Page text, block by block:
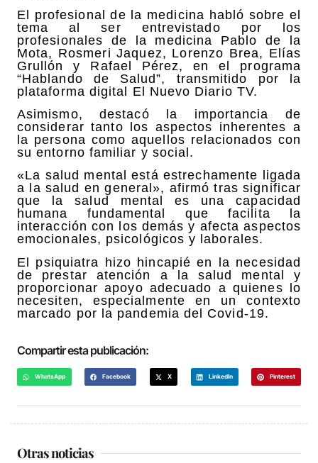
El profesional de la medicina habló sobre el
tema al ser entrevistado por los
profesionales de la medicina Pablo de la
Mota, Rosmeri Jaquez, Lorenzo Brea, Elías
Grullón y Rafael Pérez, en el programa
“Hablando de Salud”, transmitido por la
plataforma digital El Nuevo Diario TV.
Asimismo, destacó la importancia de
considerar tanto los aspectos inherentes a
la persona como aquellos relacionados con
su entorno familiar y social.
«La salud mental está estrechamente ligada
a la salud en general», afirmó tras significar
que la salud mental es una capacidad
humana fundamental que facilita la
interacción con los demás y afecta aspectos
emocionales, psicológicos y laborales.
El psiquiatra hizo hincapié en la necesidad
de prestar atención a la salud mental y
proporcionar apoyo adecuado a quienes lo
necesiten, especialmente en un contexto
marcado por la pandemia del Covid-19.
Compartir esta publicación:
WhatsApp Facebook X LinkedIn Pinterest
Otras noticias